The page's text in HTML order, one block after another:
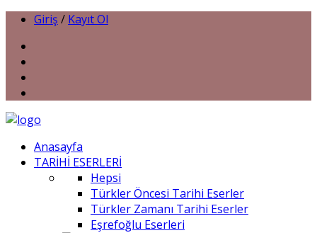
Giriş / Kayıt Ol
Anasayfa
TARİHİ ESERLERİ
Hepsi
Türkler Öncesi Tarihi Eserler
Türkler Zamanı Tarihi Eserler
Eşrefoğlu Eserleri